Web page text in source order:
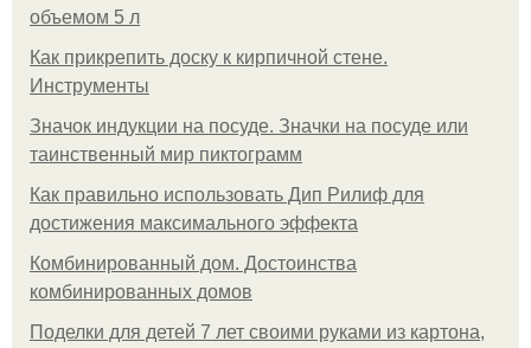
объемом 5 л
Как прикрепить доску к кирпичной стене.
Инструменты
Значок индукции на посуде. Значки на посуде или
таинственный мир пиктограмм
Как правильно использовать Дип Рилиф для
достижения максимального эффекта
Комбинированный дом. Достоинства
комбинированных домов
Поделки для детей 7 лет своими руками из картона,